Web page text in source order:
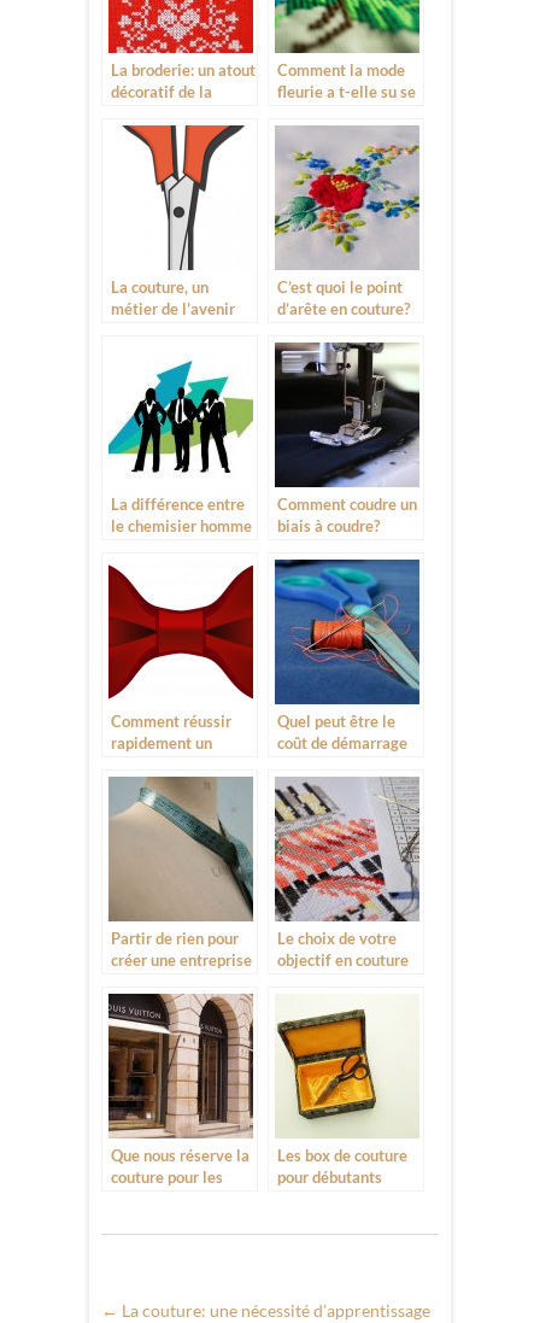
La broderie: un atout
décoratif de la
Comment la mode
fleurie a t-elle su se
La couture, un
métier de l’avenir
C’est quoi le point
d’arête en couture?
La différence entre
le chemisier homme
Comment coudre un
biais à coudre?
Comment réussir
rapidement un
Quel peut être le
coût de démarrage
Partir de rien pour
créer une entreprise
Le choix de votre
objectif en couture
Que nous réserve la
couture pour les
Les box de couture
pour débutants
← La couture: une nécessité d’apprentissage